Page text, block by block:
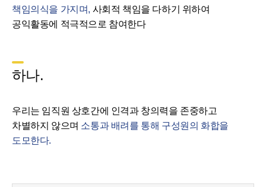
책임의식을 가지며, 사회적 책임을 다하기 위하여
공익활동에 적극적으로 참여한다
하나.
우리는 임직원 상호간에 인격과 창의력을 존중하고
차별하지 않으며 소통과 배려를 통해 구성원의 화합을
도모한다.